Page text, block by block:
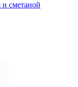
сметаной